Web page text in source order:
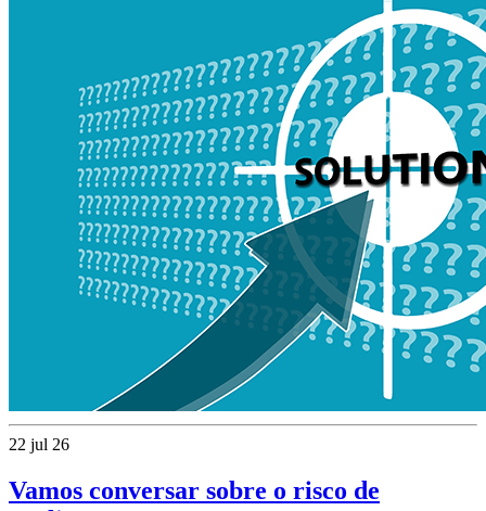
22 jul 26
Vamos conversar sobre o risco de